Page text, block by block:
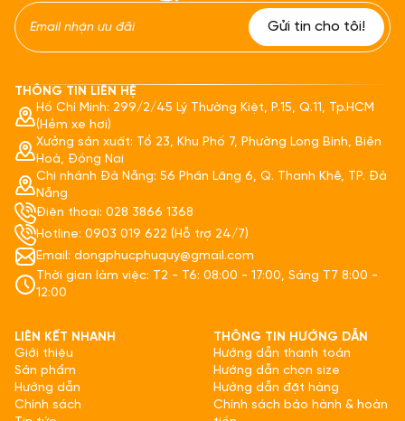
THÔNG TIN LIÊN HỆ
Hồ Chí Minh: 299/2/45 Lý Thường Kiệt, P.15, Q.11, Tp.HCM
(Hẻm xe hơi)
Xưởng sản xuất: Tổ 23, Khu Phố 7, Phường Long Bình, Biên
Hoà, Đồng Nai
Chi nhánh Đà Nẵng: 56 Phần Lăng 6, Q. Thanh Khê, TP. Đà
Nẵng
Điện thoại: 028 3866 1368
Hotline: 0903 019 622 (Hỗ trợ 24/7)
Email: dongphucphuquy@gmail.com
Thời gian làm việc: T2 - T6: 08:00 - 17:00, Sáng T7 8:00 -
12:00
LIÊN KẾT NHANH
Giới thiệu
Sản phẩm
Hướng dẫn
Chính sách
THÔNG TIN HƯỚNG DẪN
Hướng dẫn thanh toán
Hướng dẫn chọn size
Hướng dẫn đặt hàng
Chính sách bảo hành & hoàn